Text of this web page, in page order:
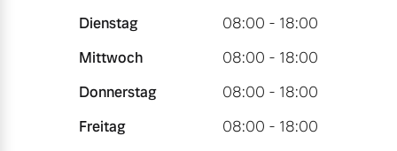
Dienstag
08:00 - 18:00
Mittwoch
08:00 - 18:00
Donnerstag
08:00 - 18:00
Freitag
08:00 - 18:00